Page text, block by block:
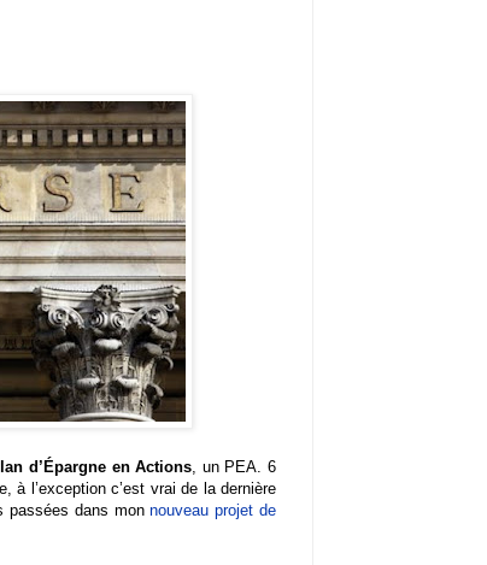
d’Épargne en Actions, un PEA. 6
à l’exception c’est vrai de la dernière
passées dans monnouveau projet de